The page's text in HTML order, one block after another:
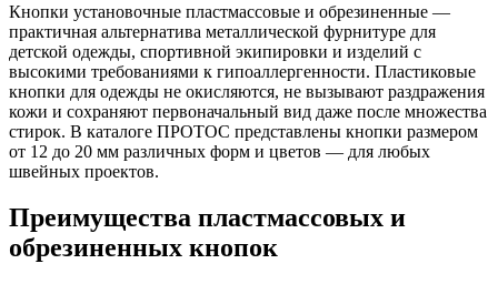
Кнопки установочные пластмассовые и обрезиненные —
практичная альтернатива металлической фурнитуре для
детской одежды, спортивной экипировки и изделий с
высокими требованиями к гипоаллергенности. Пластиковые
кнопки для одежды не окисляются, не вызывают раздражения
кожи и сохраняют первоначальный вид даже после множества
стирок. В каталоге ПРОТОС представлены кнопки размером
от 12 до 20 мм различных форм и цветов — для любых
швейных проектов.
Преимущества пластмассовых и
обрезиненных кнопок